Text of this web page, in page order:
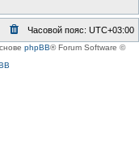
Часовой пояс: UTC+03:00
phpBB® Forum Software ©